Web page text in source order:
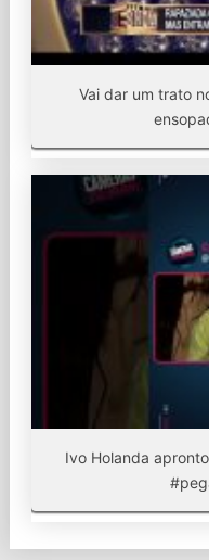
Vai dar um trato
Ivo Holanda